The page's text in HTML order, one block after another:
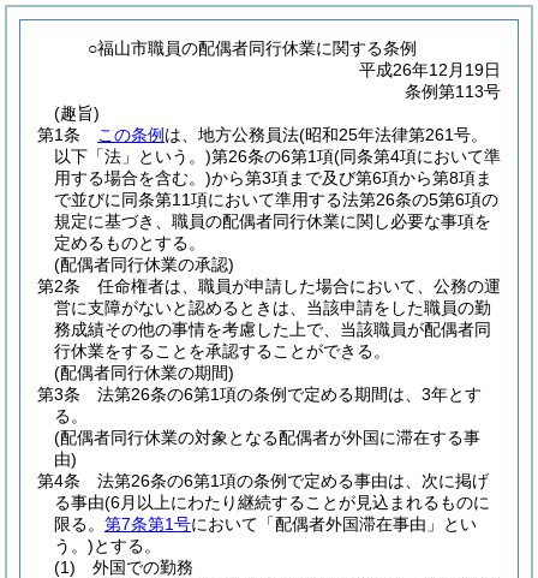
○福山市職員の配偶者同行休業に関する条例
平成26年12月19日
条例第113号
(趣旨)
第1条
この条例 は、地方公務員法(昭和25年法律第261号。
以下「法」という。)第26条の6第1項(同条第4項において準
用する場合を含む。)から第3項まで及び第6項から第8項ま
で並びに同条第11項において準用する法第26条の5第6項の
規定に基づき、職員の配偶者同行休業に関し必要な事項を
定めるものとする。
(配偶者同行休業の承認)
第2条
任命権者は、職員が申請した場合において、公務の運
営に支障がないと認めるときは、当該申請をした職員の勤
務成績その他の事情を考慮した上で、当該職員が配偶者同
行休業をすることを承認することができる。
(配偶者同行休業の期間)
第3条
法第26条の6第1項の条例で定める期間は、3年とす
る。
(配偶者同行休業の対象となる配偶者が外国に滞在する事
由)
第4条
法第26条の6第1項の条例で定める事由は、次に掲げ
る事由(6月以上にわたり継続することが見込まれるものに
限る。 第7条第1号において「配偶者外国滞在事由」とい
う。)とする。
(1)
外国での勤務